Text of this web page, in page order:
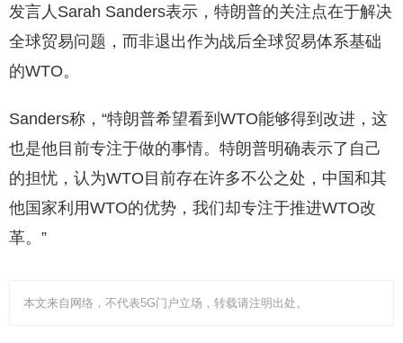
发言人Sarah Sanders表示，特朗普的关注点在于解决
全球贸易问题，而非退出作为战后全球贸易体系基础
的WTO。
Sanders称，“特朗普希望看到WTO能够得到改进，这
也是他目前专注于做的事情。特朗普明确表示了自己
的担忧，认为WTO目前存在许多不公之处，中国和其
他国家利用WTO的优势，我们却专注于推进WTO改
革。”
本文来自网络，不代表5G门户立场，转载请注明出处。